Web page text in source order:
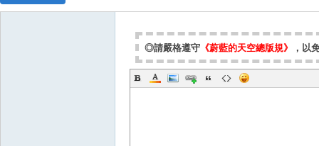
◎請嚴格遵守 《蔚藍的天空總版規》 ，以